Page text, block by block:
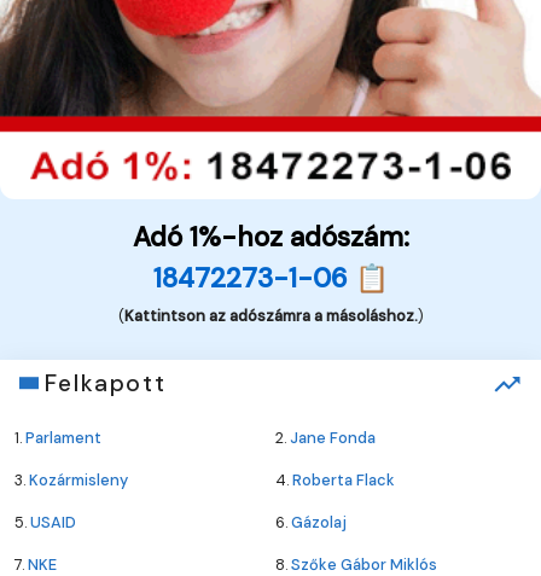
Adó 1%-hoz adószám:
18472273-1-06 📋
(Kattintson az adószámra a másoláshoz.)
Felkapott
1.Parlament 2.Jane Fonda
3.Kozármisleny 4.Roberta Flack
5.USAID 6.Gázolaj
7.NKE 8.Szőke Gábor Miklós